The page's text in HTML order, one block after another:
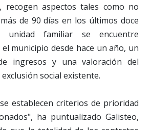
recogen aspectos tales como no
de 90 días en los últimos doce
unidad familiar se encuentre
municipio desde hace un año, un
ingresos y una valoración del
social existente.
establecen criterios de prioridad
ha puntualizado Galisteo,